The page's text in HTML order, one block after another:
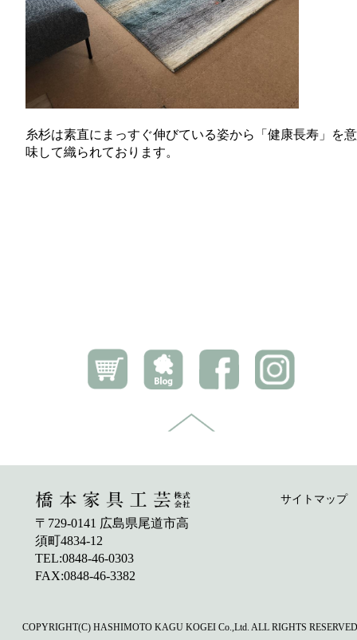
糸杉は素直にまっすぐ伸びている姿から「健康長寿」を意
味して織られております。
〒729-0141 広島県尾道市高
須町4834-12
TEL:0848-46-0303
FAX:0848-46-3382
サイトマップ
COPYRIGHT(C) HASHIMOTO KAGU KOGEI Co.,Ltd. ALL RIGHTS